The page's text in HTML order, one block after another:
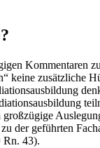
Kommentaren
keine zusätzliche
der geführten
Rn. 43).